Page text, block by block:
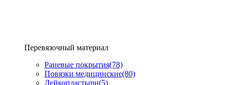
Перевязочный материал
Раневые покрытия(78)
Повязки медицинские(80)
Лейкопластыри(5)